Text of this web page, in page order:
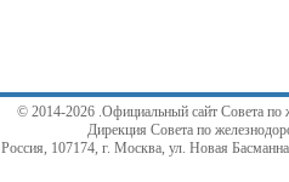
© 2014-2026 .Официальный сайт Совета по
Дирекция Совета по
Россия, 107174, г. Москва, ул. Новая